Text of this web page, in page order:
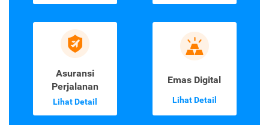
Asuransi
Perjalanan
Lihat Detail
Emas Digital
Lihat Detail